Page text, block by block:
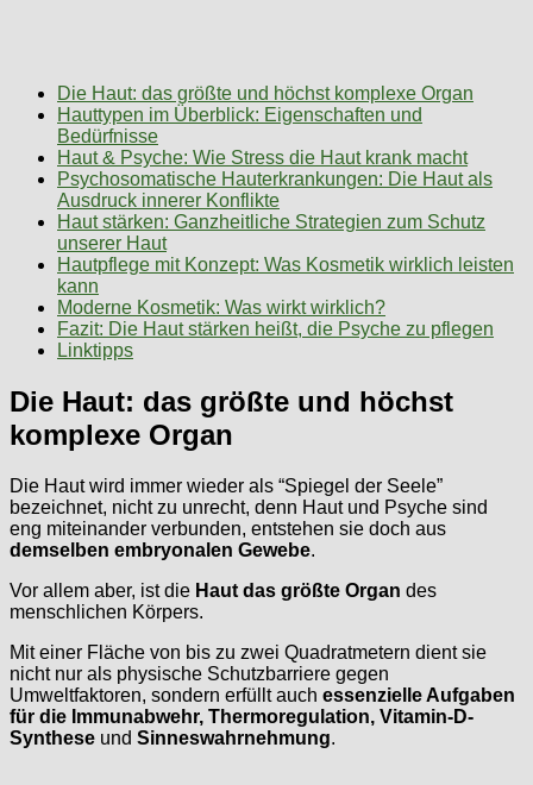
Die Haut: das größte und höchst komplexe Organ
Hauttypen im Überblick: Eigenschaften und
Bedürfnisse
Haut & Psyche: Wie Stress die Haut krank macht
Psychosomatische Hauterkrankungen: Die Haut als
Ausdruck innerer Konflikte
Haut stärken: Ganzheitliche Strategien zum Schutz
unserer Haut
Hautpflege mit Konzept: Was Kosmetik wirklich leisten
kann
Moderne Kosmetik: Was wirkt wirklich?
Fazit: Die Haut stärken heißt, die Psyche zu pflegen
Linktipps
Die Haut: das größte und höchst
komplexe Organ
Die Haut wird immer wieder als “Spiegel der Seele”
bezeichnet, nicht zu unrecht, denn Haut und Psyche sind
eng miteinander verbunden, entstehen sie doch aus
demselben embryonalen Gewebe.
Vor allem aber, ist die Haut das größte Organ des
menschlichen Körpers.
Mit einer Fläche von bis zu zwei Quadratmetern dient sie
nicht nur als physische Schutzbarriere gegen
Umweltfaktoren, sondern erfüllt auch essenzielle Aufgaben
für die Immunabwehr, Thermoregulation, Vitamin-D-
Synthese und Sinneswahrnehmung.